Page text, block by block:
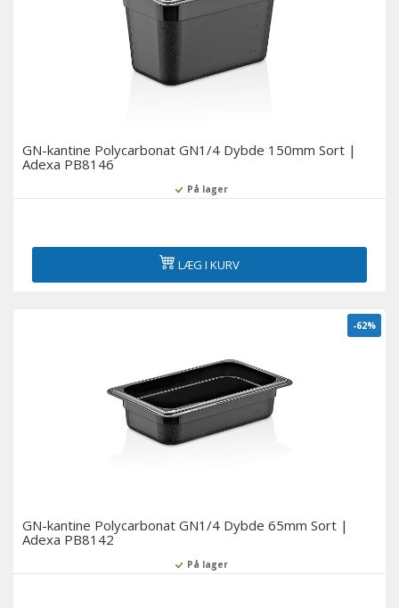
GN-kantine Polycarbonat GN1/4 Dybde 150mm Sort |
Adexa PB8146
På lager
LÆG I KURV
-62%
GN-kantine Polycarbonat GN1/4 Dybde 65mm Sort |
Adexa PB8142
På lager